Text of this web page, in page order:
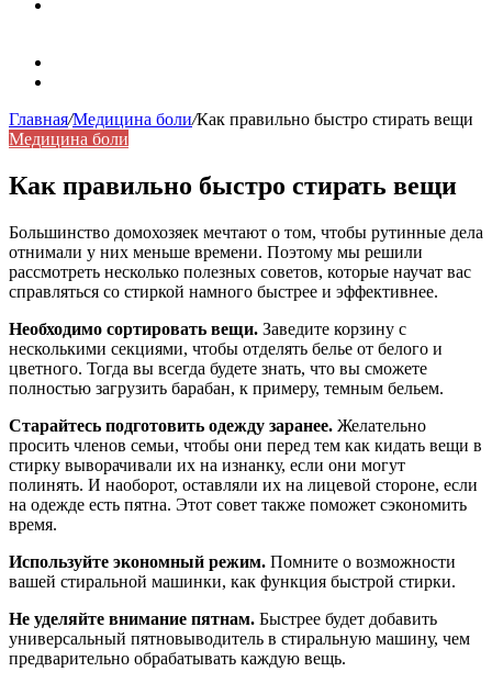
Главная/Медицина боли/Как правильно быстро стирать вещи
Медицина боли
Как правильно быстро стирать вещи
Большинство домохозяек мечтают о том, чтобы рутинные дела
отнимали у них меньше времени. Поэтому мы решили
рассмотреть несколько полезных советов, которые научат вас
справляться со стиркой намного быстрее и эффективнее.
Необходимо сортировать вещи. Заведите корзину с
несколькими секциями, чтобы отделять белье от белого и
цветного. Тогда вы всегда будете знать, что вы сможете
полностью загрузить барабан, к примеру, темным бельем.
Старайтесь подготовить одежду заранее. Желательно
просить членов семьи, чтобы они перед тем как кидать вещи в
стирку выворачивали их на изнанку, если они могут
полинять. И наоборот, оставляли их на лицевой стороне, если
на одежде есть пятна. Этот совет также поможет сэкономить
время.
Используйте экономный режим. Помните о возможности
вашей стиральной машинки, как функция быстрой стирки.
Не уделяйте внимание пятнам. Быстрее будет добавить
универсальный пятновыводитель в стиральную машину, чем
предварительно обрабатывать каждую вещь.